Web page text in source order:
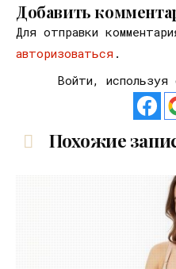
Добавить
Для отправки
авторизоваться .
Войти, используя
Похожие